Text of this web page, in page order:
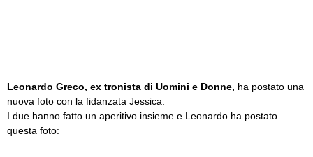
Leonardo Greco, ex tronista di Uomini e Donne, ha postato una
nuova foto con la fidanzata Jessica.
I due hanno fatto un aperitivo insieme e Leonardo ha postato
questa foto: